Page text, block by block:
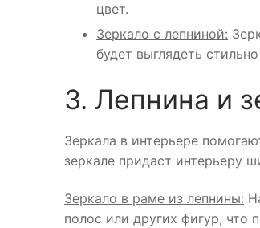
цвет.
Зеркало с лепниной:
будет выглядеть
3. Лепнина и
Зеркала в интерьере
зеркале придаст интерьеру
Зеркало в раме из лепнины:
полос или других фигур, что